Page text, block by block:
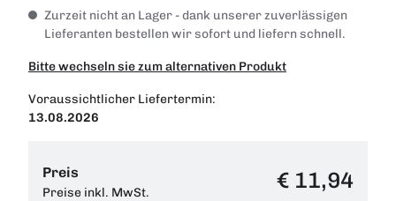
Zurzeit nicht an Lager - dank unserer zuverlässigen
Lieferanten bestellen wir sofort und liefern schnell.
Bitte wechseln sie zum alternativen Produkt
Voraussichtlicher Liefertermin:
13.08.2026
Preis
Preise inkl. MwSt. € 11,94